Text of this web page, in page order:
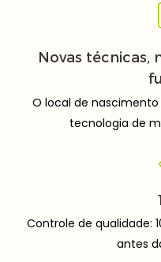
Novas técnicas,
O local de
tecnologia de
Controle de qualidade:
antes